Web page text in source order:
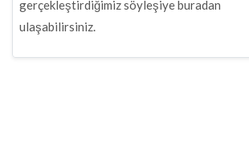
gerçekleştirdiğimiz söyleşiye buradan
ulaşabilirsiniz.